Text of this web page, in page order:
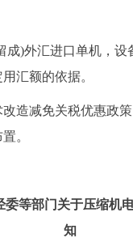
)外汇进口单机，设
汇额的依据。
减免关税优惠政策
。
委等部门关于压缩机
知